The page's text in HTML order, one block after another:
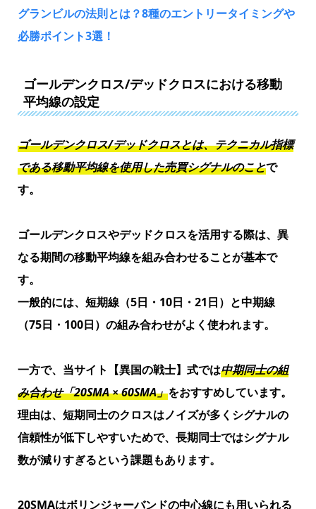
グランビルの法則とは？8種のエントリータイミングや
必勝ポイント3選！
ゴールデンクロス/デッドクロスにおける移動
平均線の設定
ゴールデンクロス/デッドクロスとは、テクニカル指標
である移動平均線を使用した売買シグナルのことで
す。
ゴールデンクロスやデッドクロスを活用する際は、異
なる期間の移動平均線を組み合わせることが基本で
す。
一般的には、 短期線（5日・10日・21日）と中期線
（75日・100日） の組み合わせがよく使われます。
一方で、当サイト【異国の戦士】式では中期同士の組
み合わせ「20SMA × 60SMA」をおすすめしています。
理由は、短期同士のクロスはノイズが多くシグナルの
信頼性が低下しやすいためで、長期同士ではシグナル
数が減りすぎるという課題もあります。
20SMAはボリンジャーバンドの中心線にも用いられる